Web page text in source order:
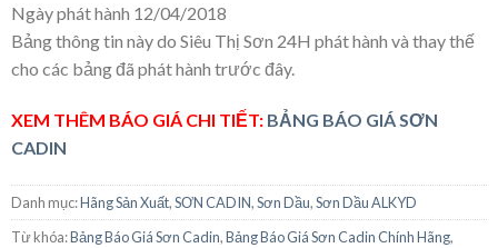
Ngày phát hành 12/04/2018
Bảng thông tin này do Siêu Thị Sơn 24H phát hành và thay thế
cho các bảng đã phát hành trước đây.
XEM THÊM BÁO GIÁ CHI TIẾT: BẢNG BÁO GIÁ SƠN
CADIN
Danh mục:Hãng Sản Xuất,SƠN CADIN,Sơn Dầu,Sơn Dầu ALKYD
Từ khóa:Bảng Báo Giá Sơn Cadin,Bảng Báo Giá Sơn Cadin Chính Hãng,